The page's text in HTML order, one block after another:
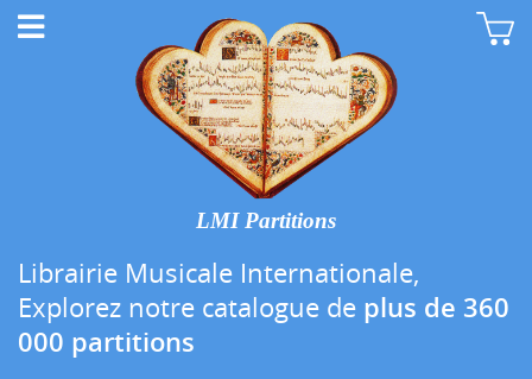
LMI Partitions
Librairie Musicale Internationale,
Explorez notre catalogue de plus de 360
000 partitions